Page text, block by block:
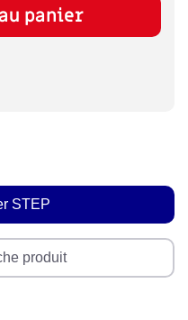
panier
STEP
produit